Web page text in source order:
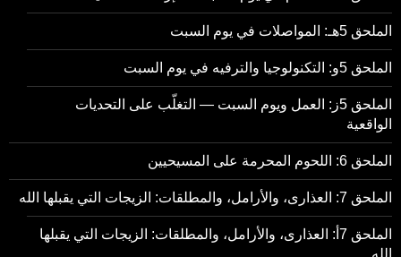
الملحق 5هـ: المواصلات في يوم السبت
الملحق 5و: التكنولوجيا والترفيه في يوم السبت
الملحق 5ز: العمل ويوم السبت — التغلّب على التحديات
الواقعية
الملحق 6: اللحوم المحرمة على المسيحيين
الملحق 7: العذارى، والأرامل، والمطلقات: الزيجات التي يقبلها الله
الملحق 7أ: العذارى، والأرامل، والمطلقات: الزيجات التي يقبلها
الله